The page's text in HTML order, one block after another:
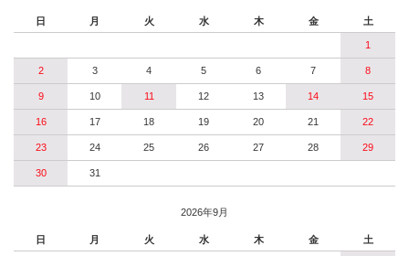
日 月 火 水 木 金 土
1
2 3 4 5 6 7 8
9 10 11 12 13 14 15
16 17 18 19 20 21 22
23 24 25 26 27 28 29
30 31
2026年9月
日 月 火 水 木 金 土